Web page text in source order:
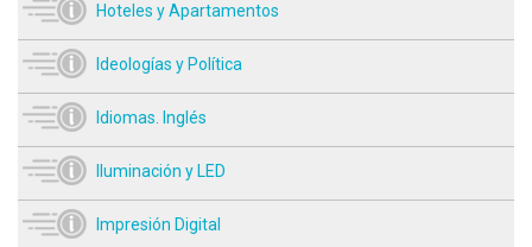
Hoteles y Apartamentos
Ideologías y Política
Idiomas. Inglés
Iluminación y LED
Impresión Digital